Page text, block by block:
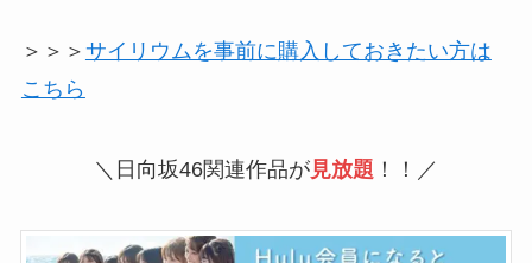
＞＞＞ サイリウムを事前に購入しておきたい方は
こちら
＼日向坂46関連作品が見放題 ！！／